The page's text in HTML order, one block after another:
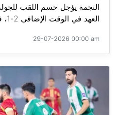
النجمة يؤجل حسم اللقب
العهد في الوقت الإضافي 2-1، في الجولة ال...
29-07-2026 00:00 am